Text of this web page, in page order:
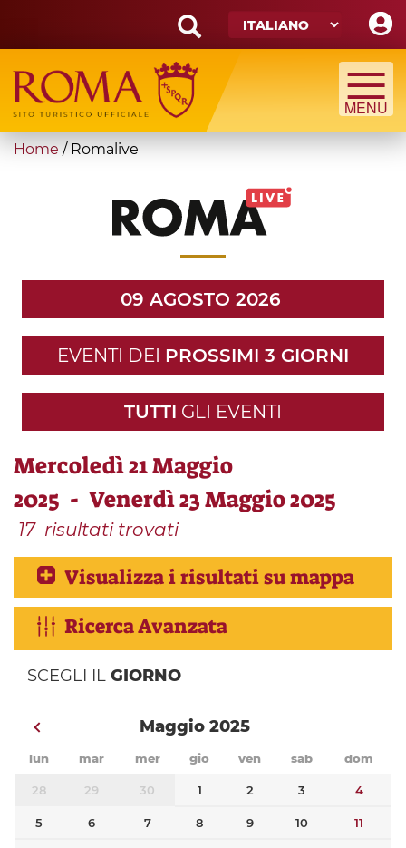
main
content
Search
form
Cerca
You
Home / Romalive
09 AGOSTO 2026
EVENTI DEI PROSSIMI 3 GIORNI
TUTTI GLI EVENTI
Mercoledì 21 Maggio
2025 - Venerdì 23 Maggio 2025
17 risultati trovati
Visualizza i risultati su mappa
Ricerca Avanzata
SCEGLI IL GIORNO
Maggio 2025
lun mar mer gio ven sab dom
28 29 30 1 2 3 4
5 6 7 8 9 10 11